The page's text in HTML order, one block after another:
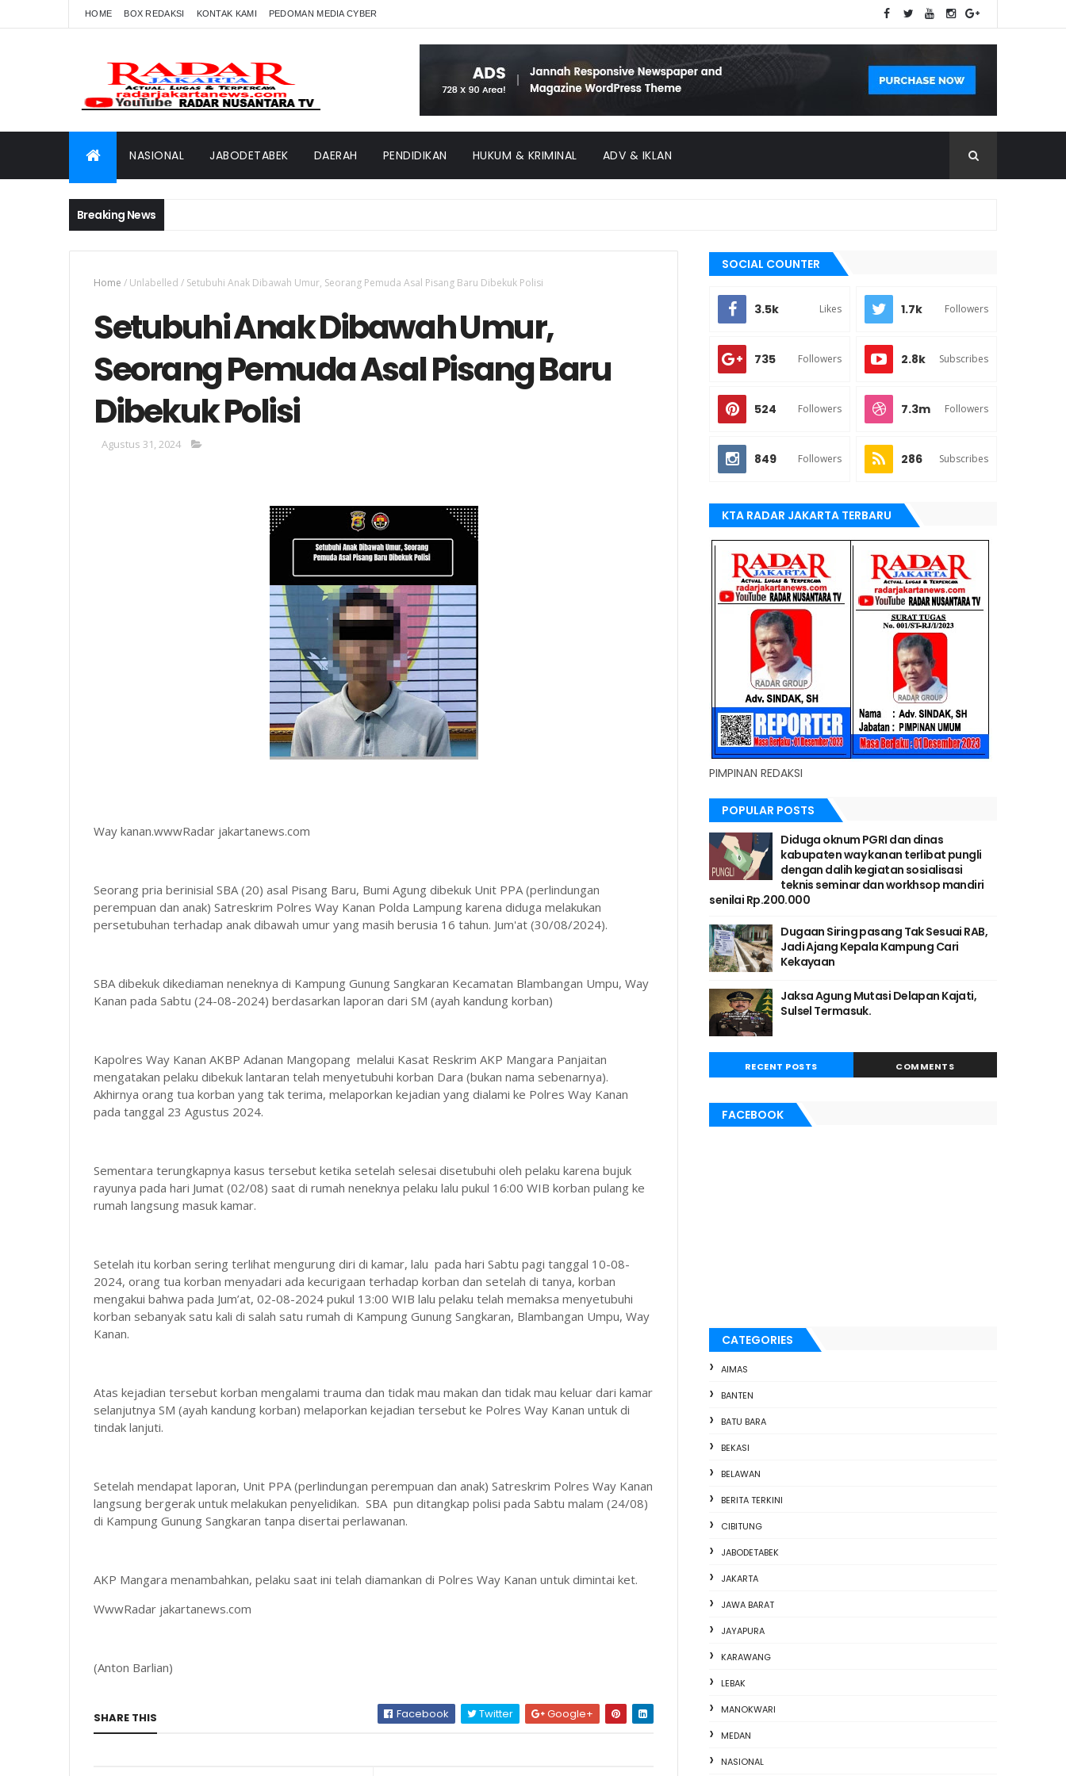
HOME BOX REDAKSI KONTAK KAMI PEDOMAN MEDIA CYBER
NASIONAL JABODETABEK DAERAH PENDIDIKAN HUKUM & KRIMINAL ADV & IKLAN
Breaking News
Home / Unlabelled / Setubuhi Anak Dibawah Umur, Seorang Pemuda Asal Pisang Baru Dibekuk Polisi
Setubuhi Anak Dibawah Umur,
Seorang Pemuda Asal Pisang Baru
Dibekuk Polisi
Agustus 31, 2024
Way kanan.wwwRadar jakartanews.com
Seorang pria berinisial SBA (20) asal Pisang Baru, Bumi Agung dibekuk Unit PPA (perlindungan
perempuan dan anak) Satreskrim Polres Way Kanan Polda Lampung karena diduga melakukan
persetubuhan terhadap anak dibawah umur yang masih berusia 16 tahun. Jum'at (30/08/2024).
SBA dibekuk dikediaman neneknya di Kampung Gunung Sangkaran Kecamatan Blambangan Umpu, Way
Kanan pada Sabtu (24-08-2024) berdasarkan laporan dari SM (ayah kandung korban)
Kapolres Way Kanan AKBP Adanan Mangopang melalui Kasat Reskrim AKP Mangara Panjaitan
mengatakan pelaku dibekuk lantaran telah menyetubuhi korban Dara (bukan nama sebenarnya).
Akhirnya orang tua korban yang tak terima, melaporkan kejadian yang dialami ke Polres Way Kanan
pada tanggal 23 Agustus 2024.
Sementara terungkapnya kasus tersebut ketika setelah selesai disetubuhi oleh pelaku karena bujuk
rayunya pada hari Jumat (02/08) saat di rumah neneknya pelaku lalu pukul 16:00 WIB korban pulang ke
rumah langsung masuk kamar.
Setelah itu korban sering terlihat mengurung diri di kamar, lalu pada hari Sabtu pagi tanggal 10-08-
2024, orang tua korban menyadari ada kecurigaan terhadap korban dan setelah di tanya, korban
mengakui bahwa pada Jum’at, 02-08-2024 pukul 13:00 WIB lalu pelaku telah memaksa menyetubuhi
korban sebanyak satu kali di salah satu rumah di Kampung Gunung Sangkaran, Blambangan Umpu, Way
Kanan.
Atas kejadian tersebut korban mengalami trauma dan tidak mau makan dan tidak mau keluar dari kamar
selanjutnya SM (ayah kandung korban) melaporkan kejadian tersebut ke Polres Way Kanan untuk di
tindak lanjuti.
Setelah mendapat laporan, Unit PPA (perlindungan perempuan dan anak) Satreskrim Polres Way Kanan
langsung bergerak untuk melakukan penyelidikan. SBA pun ditangkap polisi pada Sabtu malam (24/08)
di Kampung Gunung Sangkaran tanpa disertai perlawanan.
AKP Mangara menambahkan, pelaku saat ini telah diamankan di Polres Way Kanan untuk dimintai ket.
WwwRadar jakartanews.com
(Anton Barlian)
SHARE THIS Facebook Twitter Google+
SOCIAL COUNTER
3.5k Likes 1.7k Followers
735 Followers 2.8k Subscribes
524 Followers 7.3m Followers
849 Followers 286 Subscribes
KTA RADAR JAKARTA TERBARU
PIMPINAN REDAKSI
POPULAR POSTS
Diduga oknum PGRI dan dinas
kabupaten way kanan terlibat pungli
dengan dalih kegiatan sosialisasi
teknis seminar dan workhsop mandiri
senilai Rp.200.000
Dugaan Siring pasang Tak Sesuai RAB,
Jadi Ajang Kepala Kampung Cari
Kekayaan
Jaksa Agung Mutasi Delapan Kajati,
Sulsel Termasuk.
RECENT POSTS COMMENTS
FACEBOOK
CATEGORIES
AIMAS
BANTEN
BATU BARA
BEKASI
BELAWAN
BERITA TERKINI
CIBITUNG
JABODETABEK
JAKARTA
JAWA BARAT
JAYAPURA
KARAWANG
LEBAK
MANOKWARI
MEDAN
NASIONAL